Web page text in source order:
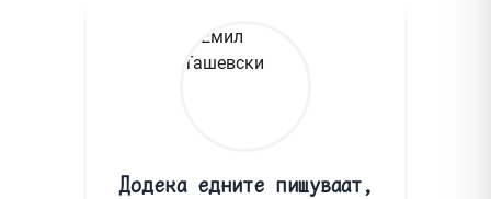
Додека едните пишуваат,